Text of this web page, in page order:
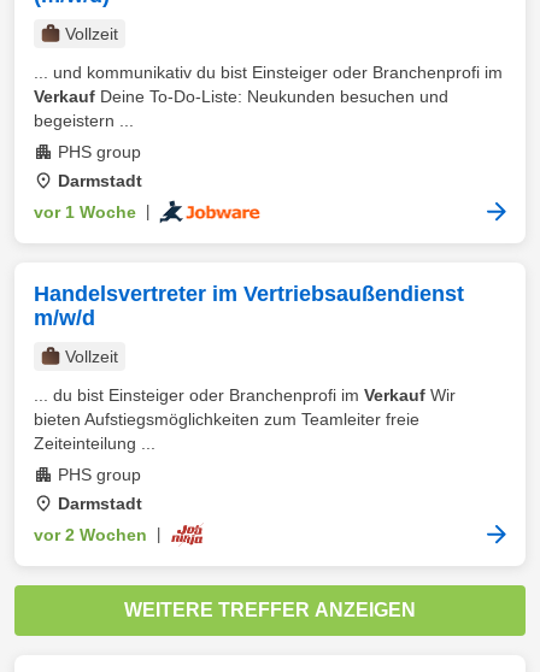
Vollzeit
... und kommunikativ du bist Einsteiger oder Branchenprofi im
Verkauf Deine To-Do-Liste: Neukunden besuchen und
begeistern ...
PHS group
Darmstadt
vor 1 Woche
Handelsvertreter im Vertriebsaußendienst
m/w/d
Vollzeit
... du bist Einsteiger oder Branchenprofi im Verkauf Wir
bieten Aufstiegsmöglichkeiten zum Teamleiter freie
Zeiteinteilung ...
PHS group
Darmstadt
vor 2 Wochen
WEITERE TREFFER ANZEIGEN